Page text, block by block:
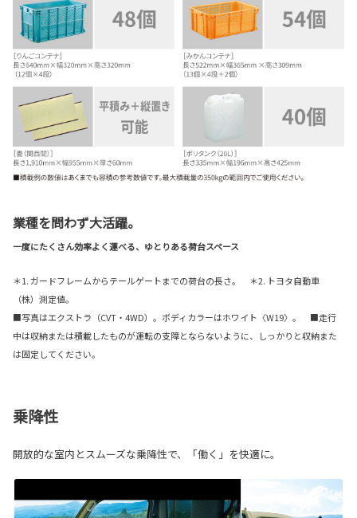
業種を問わず大活躍。
一度にたくさん効率よく運べる、ゆとりある荷台スペース
＊1. ガードフレームからテールゲートまでの荷台の長さ。 ＊2. トヨタ自動車
（株）測定値。
■写真はエクストラ（CVT・4WD）。ボディカラーはホワイト〈W19〉。 ■走行
中は収納または積載したものが運転の支障とならないように、しっかりと収納また
は固定してください。
乗降性
開放的な室内とスムーズな乗降性で、「働く」を快適に。